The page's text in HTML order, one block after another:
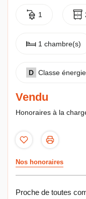
1
1 chambre(s)
D Classe énergie
Vendu
Honoraires à la
Nos honoraires
Proche de toutes